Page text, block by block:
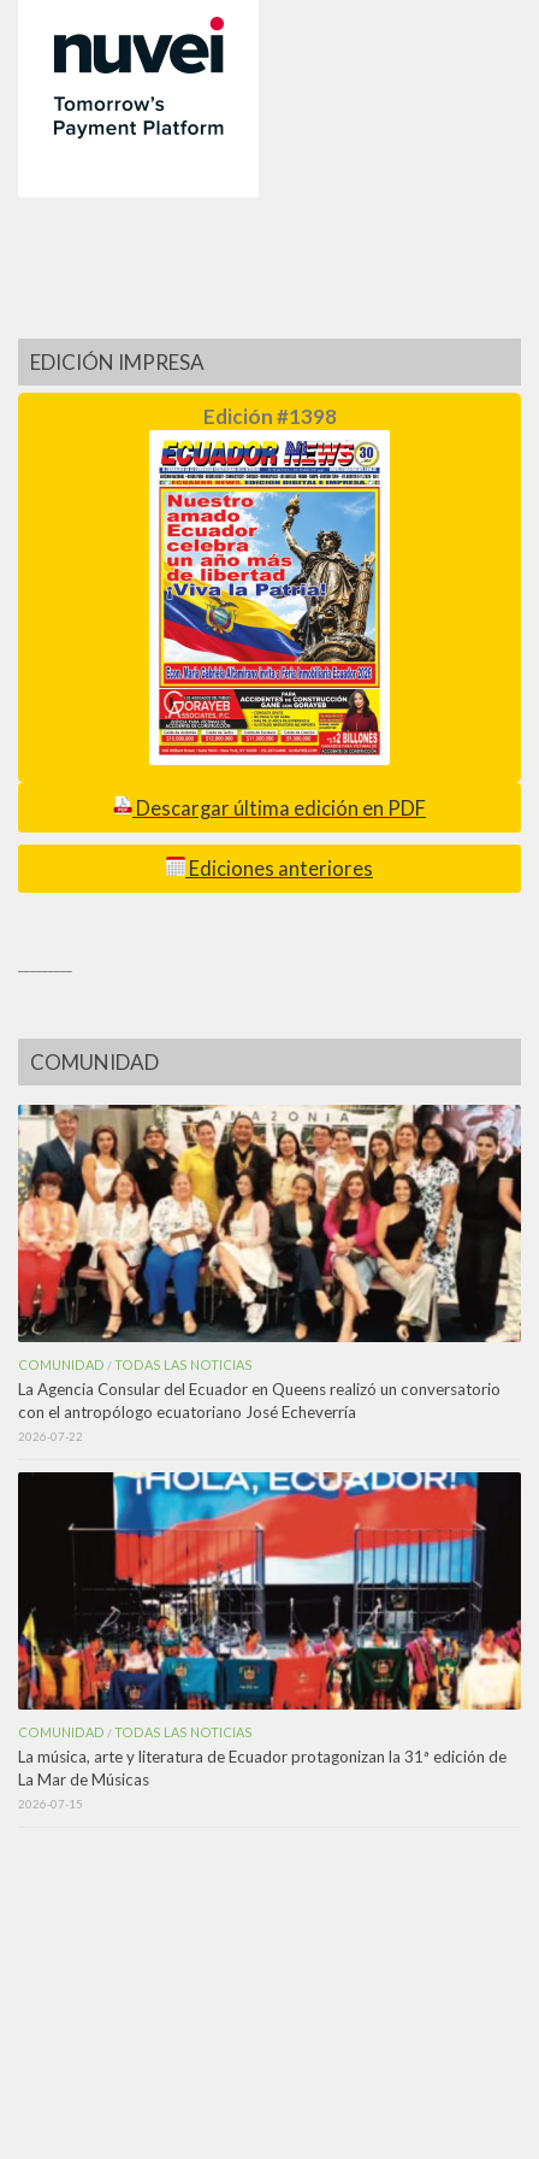
EDICIÓN IMPRESA
Edición #1398
Descargar última edición en PDF
Ediciones anteriores
COMUNIDAD
COMUNIDAD /TODAS LAS NOTICIAS
La Agencia Consular del Ecuador en Queens realizó un conversatorio
con el antropólogo ecuatoriano José Echeverría
2026-07-22
COMUNIDAD /TODAS LAS NOTICIAS
La música, arte y literatura de Ecuador protagonizan la 31ª edición de
La Mar de Músicas
2026-07-15